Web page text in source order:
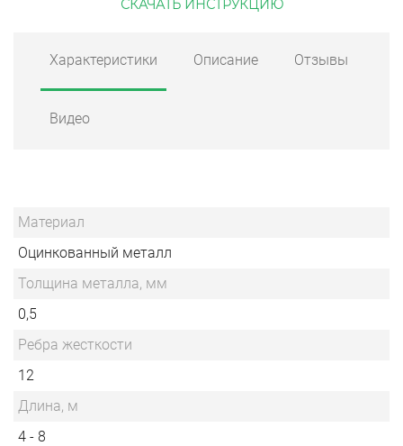
СКАЧАТЬ ИНСТРУКЦИЮ
Характеристики Описание Отзывы
Видео
Материал
Оцинкованный металл
Толщина металла, мм
0,5
Ребра жесткости
12
Длина, м
4 - 8